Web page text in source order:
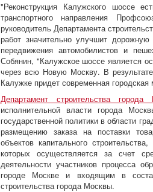
"Реконструкция Калужского шоссе
транспортного направления
руководитель Департамента
работ значительно улучшит
передвижения автомобилистов и
Собянин, "Калужское шоссе является
через всю Новую Москву. В
Калужке придет современная городская
Департамент строительства города
исполнительной власти города
государственной политики в области
размещению заказа на поставки
объектов капитального
которых осуществляется за счет
деятельности участников процесса
городе Москве и входящим в
строительства города Москвы.